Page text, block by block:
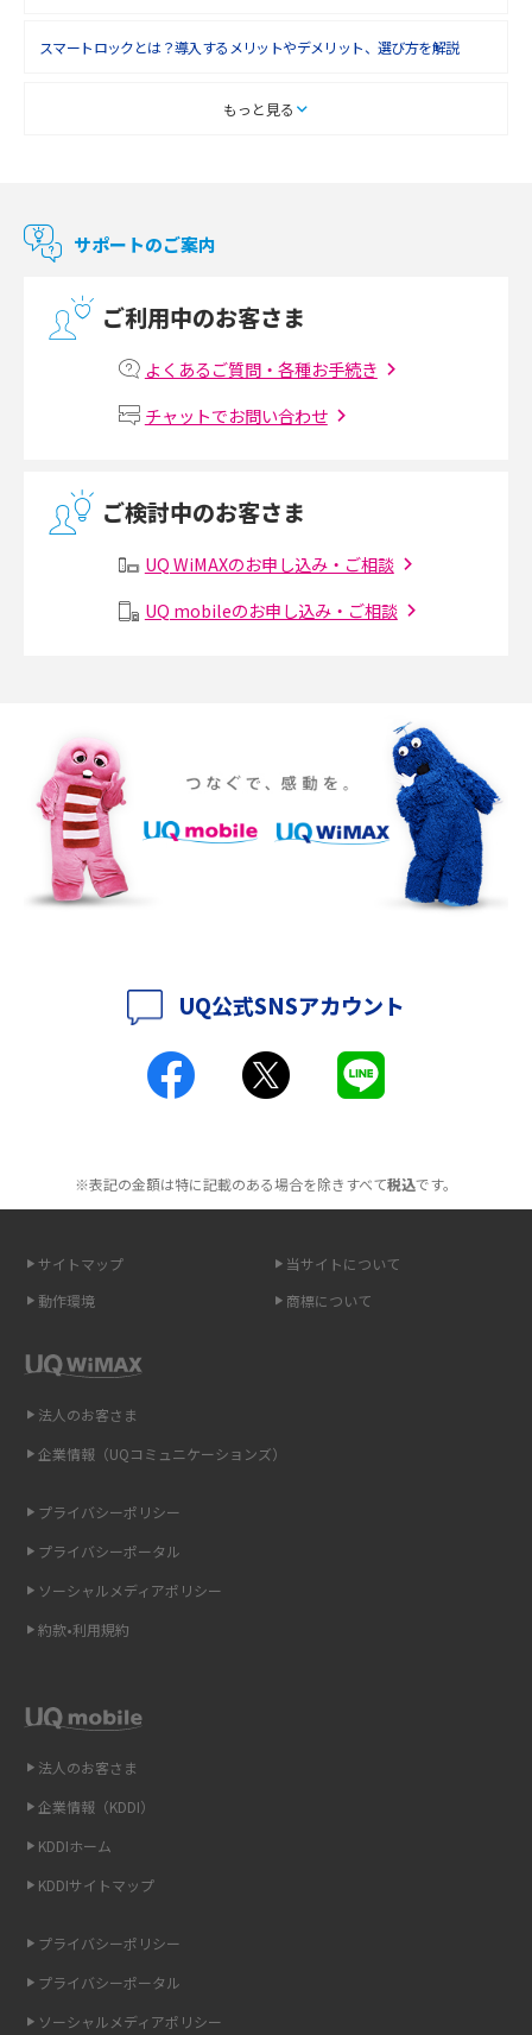
スマートロックとは？導入するメリットやデメリット、選び方を解説
スマートテレビとは？特徴や選び方、使い方をわかりやすく解説
マンションで使えるWi-Fiは？種類ごとの特徴や選び方を紹介
マンションで光回線の利用を始める手順は？設備状況の確認方法も解説
Wi-Fiルーターの設定方法をわかりやすく解説！事前に準備すべきものも紹
無線LANとは？メリット・デメリットや接続方法を解説
メッシュWi-Fiとは？仕組みやメリット・デメリット、中継機との違いを解
ポケット型Wi-Fiをレンタルするメリットとは？選び方や向いている方の特
徴も紹介
持ち運びできるポケット型Wi-Fiのおススメの選び方は？メリット・デメリ
ットも紹介
ポケット型Wi-Fiとは？通信の仕組みやメリット・デメリットを解説
工事不要！置くだけWi-Fiの特徴は？メリット・デメリットや選び方を解説
無制限で利用できるポケット型Wi-Fiは？選び方や通信費を抑える方法も紹
ポケット型Wi-Fi（モバイルWi-Fi）とは？おススメする方の特徴や選び方を
即日受け取りできるポケット型Wi-Fiはある？すぐに使うための方法や注意
ONU（光回線終端装置）とは？モデム・ルーター・ホームゲートウェイと
ギガバイト（GB）とは？1GBの目安やギガが足りない時の対処法を紹介
Wi-Fi 6とは？Wi-Fi 5との違いやメリットと注意点、規格の種類も解説
Wi-Fiを自宅に設置する方法は？必要なことやポイントも紹介
光ファイバーとは？仕組みやメリット・デメリットを初心者向けにわかり
やすく解説
を解説
6Gとはどんな通信技術？Beyond 5Gや実用化の課題などを解説
方法を解説
もっと見る
サポートのご案内
ご利用中のお客さま
よくあるご質問・各種お手続き
チャットでお問い合わせ
ご検討中のお客さま
UQ WiMAXのお申し込み・ご相談
UQ mobileのお申し込み・ご相談
UQ公式SNSアカウント
※表記の金額は特に記載のある場合を除きすべて税込です。
サイトマップ
当サイトについて
動作環境
商標について
法人のお客さま
企業情報（KDDI）
KDDIホーム
KDDIサイトマップ
プライバシーポリシー
プライバシーポータル
ソーシャルメディアポリシー
法人のお客さま
企業情報（UQコミュニケーションズ）
プライバシーポリシー
プライバシーポータル
ソーシャルメディアポリシー
約款•利用規約